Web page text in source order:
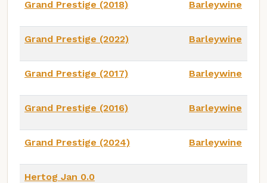
Grand Prestige (2018) Barleywine
Grand Prestige (2022) Barleywine
Grand Prestige (2017) Barleywine
Grand Prestige (2016) Barleywine
Grand Prestige (2024) Barleywine
Hertog Jan 0.0